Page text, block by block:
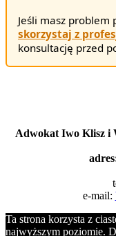
Jeśli masz problem
skorzystaj z
konsultację przed
Adwokat Iwo Klisz i
e-mail:
Ta strona korzysta z
najwyższym poziomie.